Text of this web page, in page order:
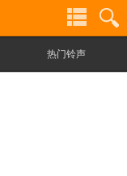
热门铃声